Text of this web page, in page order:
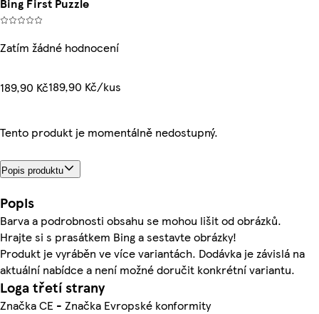
Zatím žádné hodnocení
189,90 Kč189,90 Kč/kus
Tento produkt je momentálně nedostupný.
Popis produktu
Popis
Barva a podrobnosti obsahu se mohou lišit od obrázků.
Hrajte si s prasátkem Bing a sestavte obrázky!
Produkt je vyráběn ve více variantách. Dodávka je závislá na
aktuální nabídce a není možné doručit konkrétní variantu.
Loga třetí strany
Značka CE - Značka Evropské konformity